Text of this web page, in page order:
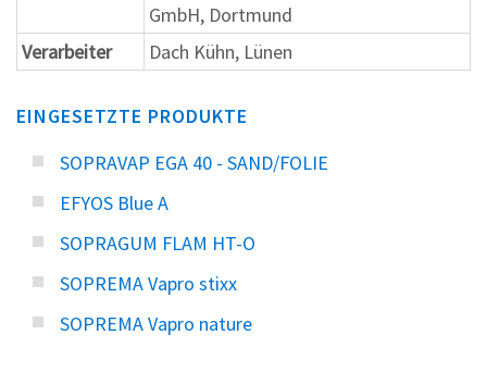
GmbH, Dortmund
Verarbeiter
Dach Kühn, Lünen
EINGESETZTE PRODUKTE
SOPRAVAP EGA 40 - SAND/FOLIE
EFYOS Blue A
SOPRAGUM FLAM HT-O
SOPREMA Vapro stixx
SOPREMA Vapro nature